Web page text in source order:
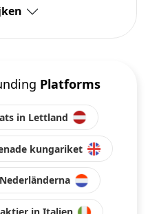
Platforms
in Lettland
kungariket